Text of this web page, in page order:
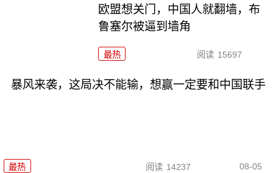
欧盟想关门，中国人就翻墙，布
鲁塞尔被逼到墙角
最热 阅读 15697
暴风来袭，这局决不能输，想赢一定要和中国联手
最热 阅读 14237 08-05